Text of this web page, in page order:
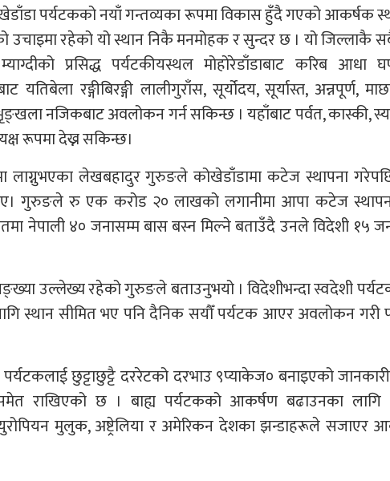
पर्यटकको नयाँ गन्तव्यका रूपमा विकास हुँदै गएको आकर्षक
उचाइमा रहेको यो स्थान निकै मनमोहक र सुन्दर छ । यो जिल्लाकै
प्रसिद्ध पर्यटकीयस्थल मोहोरेडाँडाबाट करिब आधा
यतिबेला रङ्गीबिरङ्गी लालीगुराँस, सूर्योदय, सूर्यास्त, अन्नपूर्ण,
नजिकबाट अवलोकन गर्न सकिन्छ । यहाँबाट पर्वत, कास्की,
रूपमा देख्न सकिन्छ।
लाग्नुभएका लेखबहादुर गुरुङले कोखेडाँडामा कटेज स्थापना
गुरुङले रु एक करोड २० लाखको लगानीमा आपा कटेज
नेपाली ४० जनासम्म बास बस्न मिल्ने बताउँदै उनले विदेशी १५
उल्लेख्य रहेको गुरुङले बताउनुभयो । विदेशीभन्दा स्वदेशी
स्थान सीमित भए पनि दैनिक सयौँ पर्यटक आएर अवलोकन गरी
छुट्टाछुट्टै दररेटको दरभाउ ९प्याकेज० बनाइएको
राखिएको छ । बाह्य पर्यटकको आकर्षण बढाउनका लागि
मुलुक, अष्ट्रेलिया र अमेरिकन देशका झन्डाहरूले सजाएर